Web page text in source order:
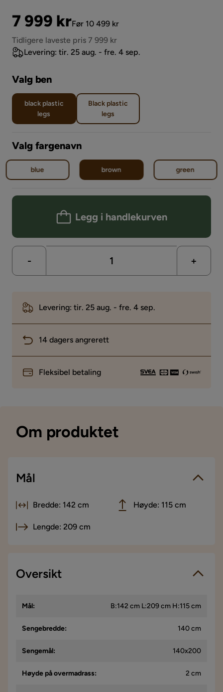
Pris
7 999 kr
Original
Pris
Før 10 499 kr
Tidligere laveste pris 7 999 kr
Levering: tir. 25 aug. - fre. 4 sep.
Valg ben
black plastic
legs
Black plastic
legs
Valg fargenavn
blue brown green
Legg i handlekurven
- +
Levering: tir. 25 aug. - fre. 4 sep.
14 dagers angrerett
Fleksibel betaling
Om produktet
Mål
Bredde: 142 cm Høyde: 115 cm
Lengde: 209 cm
Oversikt
Mål: B:142 cm L:209 cm H:115 cm
Sengebredde: 140 cm
Sengemål: 140x200
Høyde på overmadrass: 2 cm